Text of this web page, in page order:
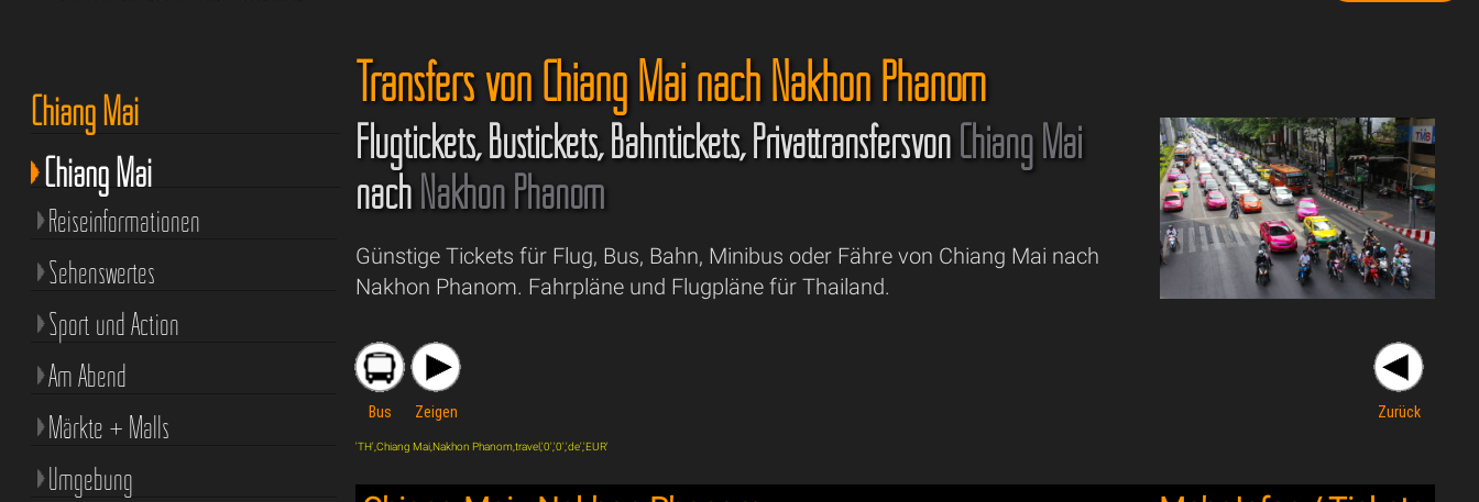
Transfers von Chiang Mai nach Nakhon Phanom
Flugtickets, Bustickets, Bahntickets, PrivattransfersvonChiang Mai
nach Nakhon Phanom
Günstige Tickets für Flug, Bus, Bahn, Minibus oder Fähre von Chiang Mai nach
Nakhon Phanom. Fahrpläne und Flugpläne für Thailand.
Bus Zeigen Zurück
'TH',Chiang Mai,Nakhon Phanom,travel,'0','0','de','EUR'
Chiang Mai
Chiang Mai
Reiseinformationen
Sehenswertes
Sport und Action
Am Abend
Märkte + Malls
Umgebung